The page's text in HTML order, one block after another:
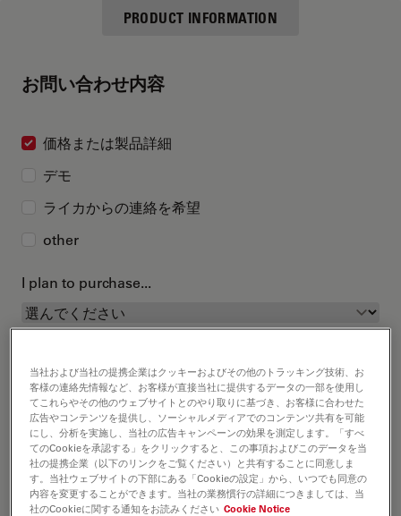
PRODUCT INFORMATION
お問い合わせ内容
価格または製品詳細
デモ
ライカからの連絡を希望
other
I plan to purchase...
お客様情報
役職 オプションの
当社および当社の提携企業はクッキーおよびその他のトラッキング技術、お
客様の連絡先情報など、お客様が直接当社に提供するデータの一部を使用し
てこれらやその他のウェブサイトとのやり取りに基づき、お客様に合わせた
広告やコンテンツを提供し、ソーシャルメディアでのコンテンツ共有を可能
にし、分析を実施し、当社の広告キャンペーンの効果を測定します。「すべ
てのCookieを承認する」をクリックすると、この事項およびこのデータを当
社の提携企業（以下のリンクをご覧ください）と共有することに同意しま
す。当社ウェブサイトの下部にある「Cookieの設定」から、いつでも同意の
内容を変更することができます。当社の業務慣行の詳細につきましては、当
社のCookieに関する通知をお読みください Cookie Notice